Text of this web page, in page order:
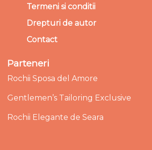
Termeni si conditii
Drepturi de autor
Contact
Parteneri
Rochii Sposa del Amore
Gentlemen’s Tailoring Exclusive
Rochii Elegante de Seara